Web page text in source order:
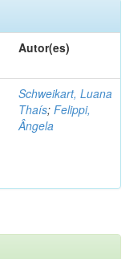
Autor(es)
Schweikart, Luana
Thaís; Felippi,
Ângela